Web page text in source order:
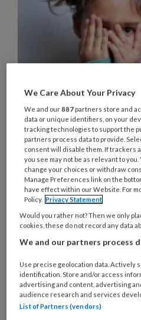
Gaten in het
mishandeling in
blijft onder de
Met enige regelmaat
kinderopvangsector
mishandeling of misbruik.
misstanden, waaronder
zitten in het systeem van
woordvoerder van BOinK:
maar niet worden geleerd.'
We Care About Your Privacy
We and our887 partners store and
data or unique identifiers, on your
tracking technologies to support the
partners process data to provide.
consent will disable them. If trackers
you see may not be as relevant to
change your choices or withdraw
Manage Preferences link on the
have effect within our Website. For
Policy. Privacy Statement
Would you rather not? Then we only
cookies, these do not record any data
We and our partners process
Use precise geolocation data. Actively
identification. Store and/or access
advertising and content, advertising
audience research and services
List of Partners (vendors)